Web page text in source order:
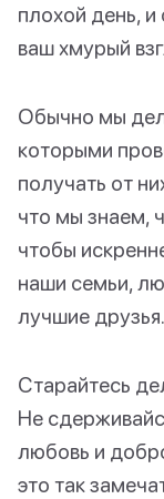
плохой день, и
ваш хмурый
Обычно мы
которыми
получать от
что мы знаем,
чтобы
наши семьи,
лучшие друзья.
Старайтесь
Не
любовь и
это так